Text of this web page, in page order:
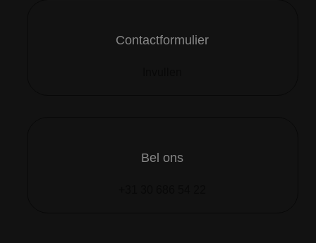
Contactformulier
Bel ons